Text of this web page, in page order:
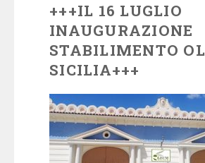
+++IL 16 LUGLIO
INAUGURAZIONE
STABILIMENTO
SICILIA+++